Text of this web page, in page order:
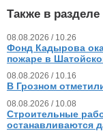
Также в разделе
08.08.2026 / 10.26
Фонд Кадырова
пожаре в
08.08.2026 / 10.16
В Грозном
08.08.2026 / 10.08
Строительные
останавливаются